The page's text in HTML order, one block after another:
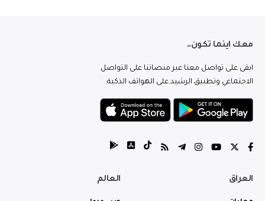
معك اينما تكون..
ابقى على تواصل معنا عبر منصاتنا على التواصل
الاجتماعي وتطبيق الرشيد على الهواتف الذكية.
العراق العالم